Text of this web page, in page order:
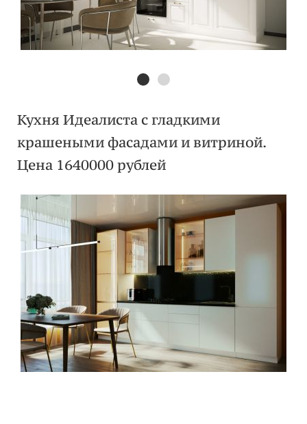
Кухня Идеалиста с гладкими
крашеными фасадами и витриной.
Цена 1640000 рублей